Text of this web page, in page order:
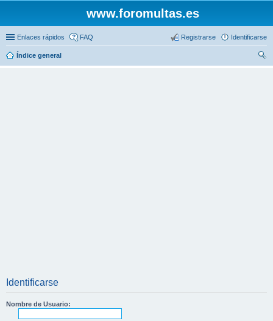
www.foromultas.es
Enlaces rápidos FAQ Identificarse
Registrarse
Índice general
Identificarse
Nombre de Usuario: